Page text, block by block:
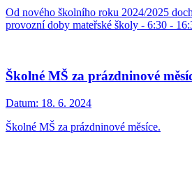
Od nového školního roku 2024/2025
provozní doby mateřské školy - 6:30 -
Školné MŠ za prázdninové
Datum: 18. 6. 2024
Školné MŠ za prázdninové měsíce.